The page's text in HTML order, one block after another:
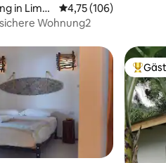
in Limo
Durchschnittliche
4,75 (106)
Wohnung2